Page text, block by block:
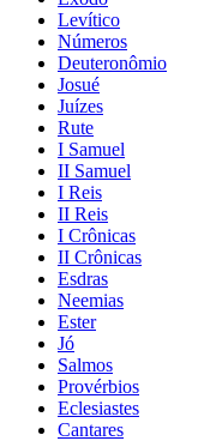
Levítico
Números
Deuteronômio
Josué
Juízes
Rute
I Samuel
II Samuel
I Reis
II Reis
I Crônicas
II Crônicas
Esdras
Neemias
Ester
Jó
Salmos
Provérbios
Eclesiastes
Cantares